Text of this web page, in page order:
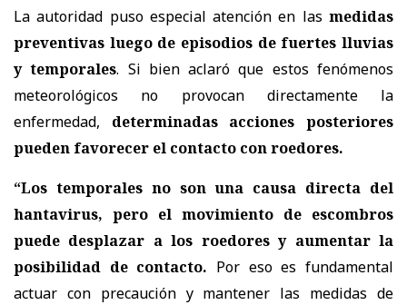
La autoridad puso especial atención en las medidas
preventivas luego de episodios de fuertes lluvias
y temporales. Si bien aclaró que estos fenómenos
meteorológicos no provocan directamente la
enfermedad, determinadas acciones posteriores
pueden favorecer el contacto con roedores.
“Los temporales no son una causa directa del
hantavirus, pero el movimiento de escombros
puede desplazar a los roedores y aumentar la
posibilidad de contacto. Por eso es fundamental
actuar con precaución y mantener las medidas de